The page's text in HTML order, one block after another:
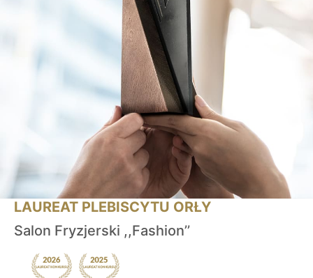
LAUREAT PLEBISCYTU ORŁY
Salon Fryzjerski ,,Fashion’’